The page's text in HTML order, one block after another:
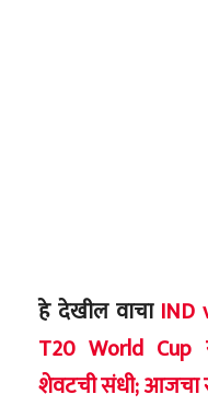
हे देखील वाचा IND
T20 World Cup
शेवटची संधी; आजचा